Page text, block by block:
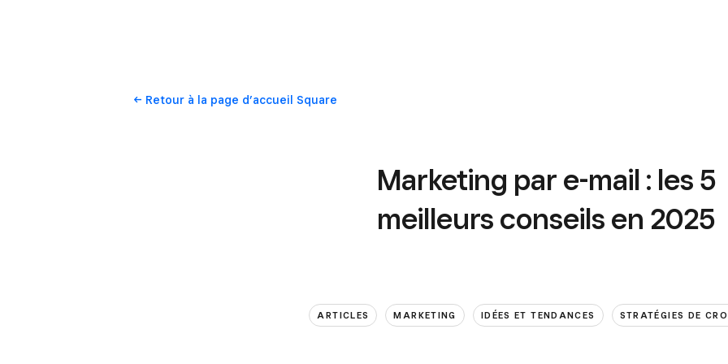
Retourà la page d’accueil Square
Marketing par e-mail : les 5
meilleurs conseils en 2025
ARTICLES MARKETING IDÉES ET TENDANCES STRATÉGIES DE